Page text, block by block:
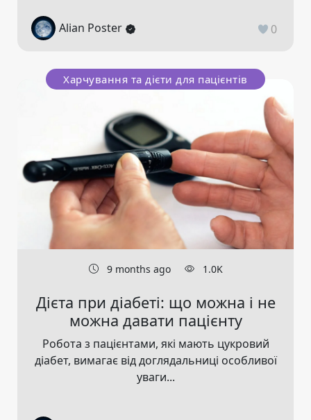
Alian Poster 0
Харчування та дієти для пацієнтів
9 months ago 1.0K
Дієта при діабеті: що можна і не
можна давати пацієнту
Робота з пацієнтами, які мають цукровий
діабет, вимагає від доглядальниці особливої
уваги...